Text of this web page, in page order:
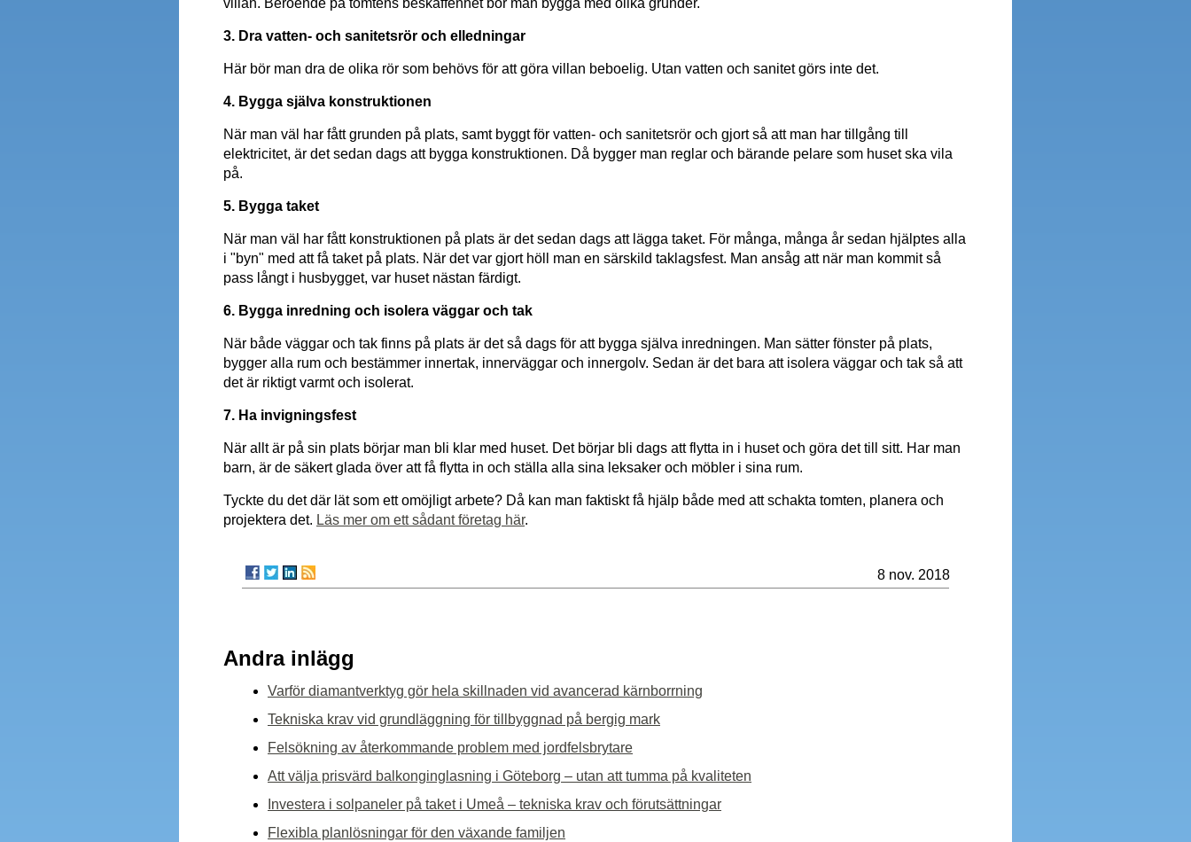
3. Dra vatten- och sanitetsrör och elledningar
Här bör man dra de olika rör som behövs för att göra villan beboelig. Utan vatten och sanitet görs inte det.
4. Bygga själva konstruktionen
När man väl har fått grunden på plats, samt byggt för vatten- och sanitetsrör och gjort så att man har tillgång till
elektricitet, är det sedan dags att bygga konstruktionen. Då bygger man reglar och bärande pelare som huset ska vila
på.
5. Bygga taket
När man väl har fått konstruktionen på plats är det sedan dags att lägga taket. För många, många år sedan hjälptes alla
i "byn" med att få taket på plats. När det var gjort höll man en särskild taklagsfest. Man ansåg att när man kommit så
pass långt i husbygget, var huset nästan färdigt.
6. Bygga inredning och isolera väggar och tak
När både väggar och tak finns på plats är det så dags för att bygga själva inredningen. Man sätter fönster på plats,
bygger alla rum och bestämmer innertak, innerväggar och innergolv. Sedan är det bara att isolera väggar och tak så att
det är riktigt varmt och isolerat.
7. Ha invigningsfest
När allt är på sin plats börjar man bli klar med huset. Det börjar bli dags att flytta in i huset och göra det till sitt. Har man
barn, är de säkert glada över att få flytta in och ställa alla sina leksaker och möbler i sina rum.
Tyckte du det där lät som ett omöjligt arbete? Då kan man faktiskt få hjälp både med att schakta tomten, planera och
projektera det. Läs mer om ett sådant företag här.
8 nov. 2018
Andra inlägg
Varför diamantverktyg gör hela skillnaden vid avancerad kärnborrning
Tekniska krav vid grundläggning för tillbyggnad på bergig mark
Felsökning av återkommande problem med jordfelsbrytare
Att välja prisvärd balkonginglasning i Göteborg – utan att tumma på kvaliteten
Investera i solpaneler på taket i Umeå – tekniska krav och förutsättningar
Flexibla planlösningar för den växande familjen